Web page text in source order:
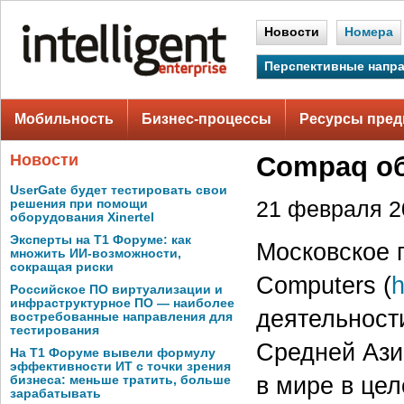
Новости Номера
Перспективные
Мобильность Бизнес-процессы Ресурсы
Новости
UserGate будет тестировать свои
решения при помощи
оборудования Xinertel
Эксперты на Т1 Форуме: как
множить ИИ-возможности,
сокращая риски
Российское ПО виртуализации и
инфраструктурное ПО — наиболее
востребованные направления для
тестирования
На Т1 Форуме вывели формулу
эффективности ИТ с точки зрения
бизнеса: меньше тратить, больше
зарабатывать
Compaq
21 февраля
Московское
Computers (
Средней
в мире в